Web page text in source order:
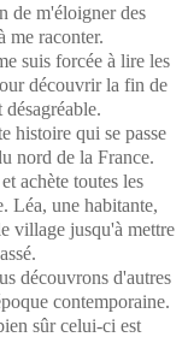
de m'éloigner des
me raconter.
suis forcée à lire les
découvrir la fin de
histoire qui se passe
nord de la France.
achète toutes les
Léa, une habitante,
village jusqu'à mettre
découvrons d'autres
contemporaine.
sûr celui-ci est